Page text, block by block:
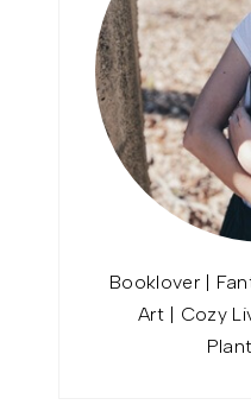
Booklover |
Art | Cozy